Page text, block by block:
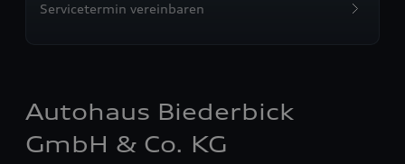
Servicetermin vereinbaren
Autohaus Biederbick
GmbH & Co. KG